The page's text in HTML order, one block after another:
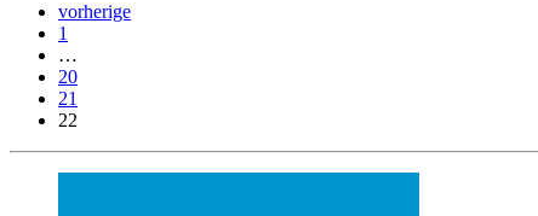
vorherige
1
…
20
21
22